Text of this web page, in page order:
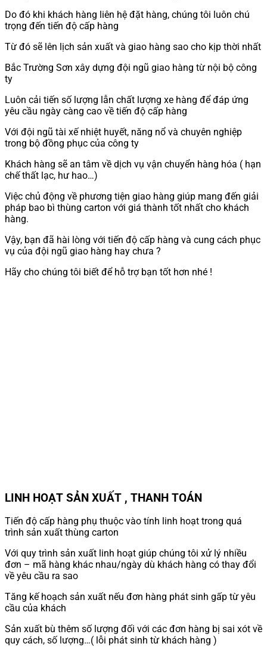
Do đó khi khách hàng liên hệ đặt hàng, chúng tôi luôn chú
trọng đến tiến độ cấp hàng
Từ đó sẽ lên lịch sản xuất và giao hàng sao cho kịp thời nhất
Bắc Trường Sơn xây dựng đội ngũ giao hàng từ nội bộ công
ty
Luôn cải tiến số lượng lẫn chất lượng xe hàng để đáp ứng
yêu cầu ngày càng cao về tiến độ cấp hàng
Với đội ngũ tài xế nhiệt huyết, năng nổ và chuyên nghiệp
trong bộ đồng phục của công ty
Khách hàng sẽ an tâm về dịch vụ vận chuyển hàng hóa ( hạn
chế thất lạc, hư hao…)
Việc chủ động về phương tiện giao hàng giúp mang đến giải
pháp bao bì thùng carton với giá thành tốt nhất cho khách
hàng.
Vậy, bạn đã hài lòng với tiến độ cấp hàng và cung cách phục
vụ của đội ngũ giao hàng hay chưa ?
Hãy cho chúng tôi biết để hỗ trợ bạn tốt hơn nhé !
LINH HOẠT SẢN XUẤT , THANH TOÁN
Tiến độ cấp hàng phụ thuộc vào tính linh hoạt trong quá
trình sản xuất thùng carton
Với quy trình sản xuất linh hoạt giúp chúng tôi xử lý nhiều
đơn – mã hàng khác nhau/ngày dù khách hàng có thay đổi
về yêu cầu ra sao
Tăng kế hoạch sản xuất nếu đơn hàng phát sinh gấp từ yêu
cầu của khách
Sản xuất bù thêm số lượng đối với các đơn hàng bị sai xót về
quy cách, số lượng…( lỗi phát sinh từ khách hàng )